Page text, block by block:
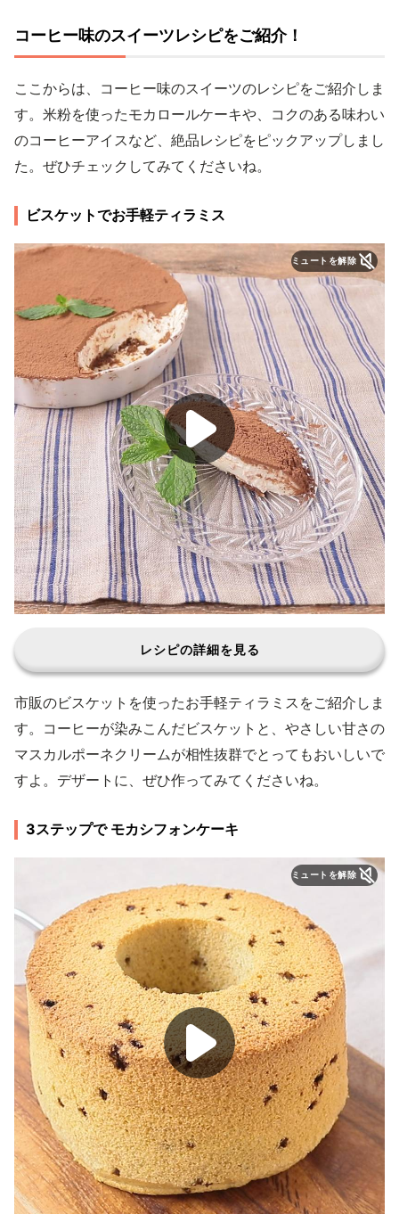
コーヒー味のスイーツレシピをご紹介！
ここからは、コーヒー味のスイーツのレシピをご紹介しま
す。米粉を使ったモカロールケーキや、コクのある味わい
のコーヒーアイスなど、絶品レシピをピックアップしまし
た。ぜひチェックしてみてくださいね。
ビスケットでお手軽ティラミス
ミュートを解除
レシピの詳細を見る
市販のビスケットを使ったお手軽ティラミスをご紹介しま
す。コーヒーが染みこんだビスケットと、やさしい甘さの
マスカルポーネクリームが相性抜群でとってもおいしいで
すよ。デザートに、ぜひ作ってみてくださいね。
3ステップで モカシフォンケーキ
ミュートを解除